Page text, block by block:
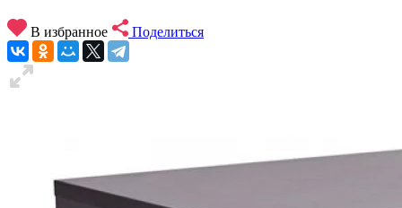
В избранное Поделиться